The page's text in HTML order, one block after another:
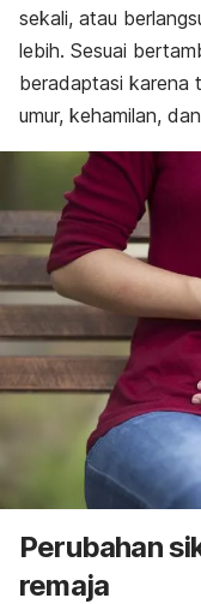
sekali, atau
lebih. Sesuai
beradaptasi karena
umur, kehamilan,
Perubahan
remaja